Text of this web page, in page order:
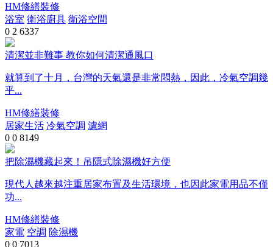
HM修繕裝修
浴室 衛浴廚具 衛浴空間
0 2 6337
清潔並非難事 教你如何清潔通風口
就算到了十月，台灣的天氣還是非常悶熱，因此，冷氣空調幾
乎...
HM修繕裝修
居家生活 冷氣空調 濾網
0 0 8149
把除濕機藏起來！吊隱式除濕機好方便
現代人越來越注重居家布置及生活環境，也因此家電用品不僅
功...
HM修繕裝修
家電 空調 除濕機
0 0 7013